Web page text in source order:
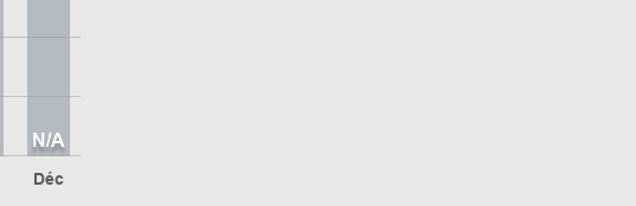
Déc
N/A